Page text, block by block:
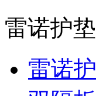
雷诺护
雷诺